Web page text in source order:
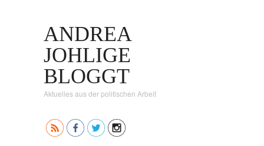
ANDREA
JOHLIGE
BLOGGT
Aktuelles aus der politischen Arbeit